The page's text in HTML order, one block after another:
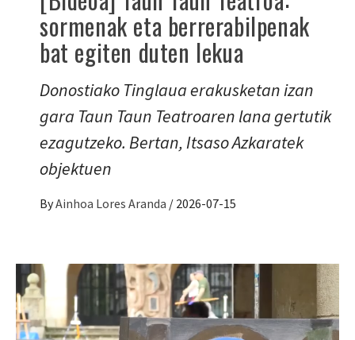
sormenak eta berrerabilpenak
bat egiten duten lekua
Donostiako Tinglaua erakusketan izan
gara Taun Taun Teatroaren lana gertutik
ezagutzeko. Bertan, Itsaso Azkaratek
objektuen
ByAinhoa Lores Aranda / 2026-07-15